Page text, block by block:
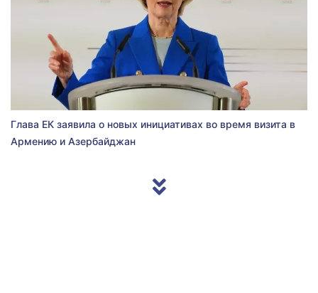
Глава ЕК заявила о новых инициативах во время визита в
Армению и Азербайджан